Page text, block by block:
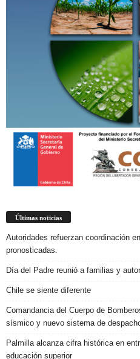
Últimas noticias
Autoridades refuerzan coordinación
pronosticadas.
Día del Padre reunió a familias y
Chile se siente diferente
Comandancia del Cuerpo de
sísmico y nuevo sistema de
Palmilla alcanza cifra histórica en
educación superior